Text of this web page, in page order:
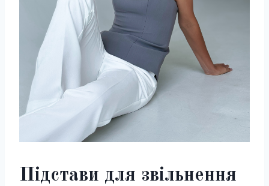
Підстави для звільнення